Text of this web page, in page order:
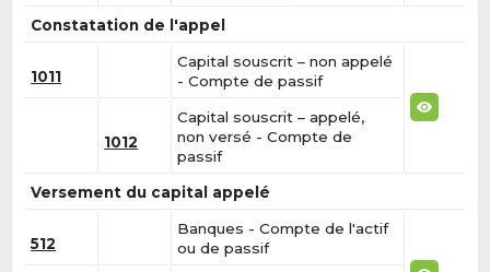
Constatation de l'appel
1011
Capital souscrit – non appelé
- Compte de passif
1012
Capital souscrit – appelé,
non versé - Compte de
passif
Versement du capital appelé
512
Banques - Compte de l'actif
ou de passif